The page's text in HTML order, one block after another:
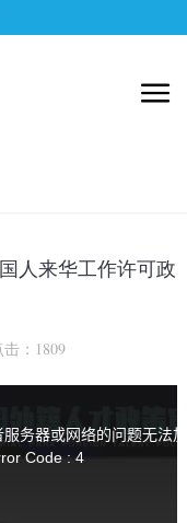
人来华工作许可政
击： 1809